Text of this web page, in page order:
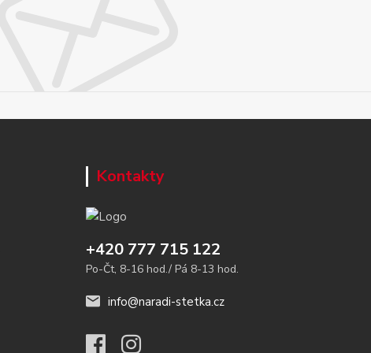
Kontakty
+420 777 715 122
Po-Čt, 8-16 hod./ Pá 8-13 hod.
info@naradi-stetka.cz